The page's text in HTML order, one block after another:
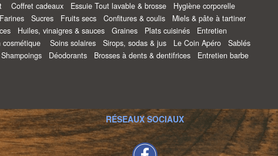
Coffret cadeaux Essuie Tout lavable & brosse
Hygiène corporelle
Farines Sucres Fruits secs Confitures & coulis
Miels & pâte à tartiner
Huiles, vinaigres & sauces Graines Plats cuisinés
Entretien
cosmétique Soins solaires Sirops, sodas & jus Le Coin Apéro
Sablés
Shampoings Déodorants Brosses à dents & dentifrices
Entretien barbe
RÉSEAUX SOCIAUX